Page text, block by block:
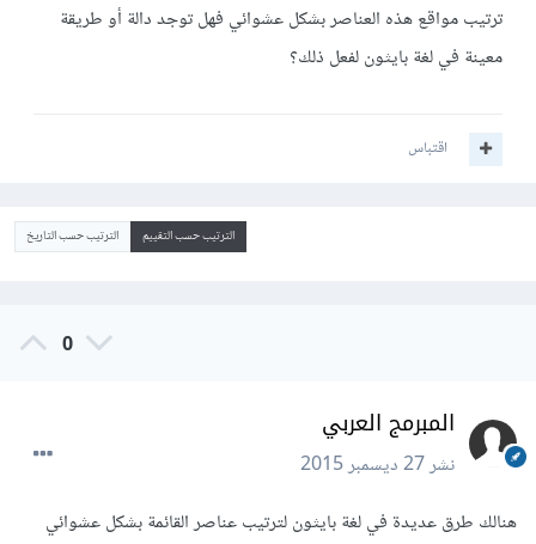
ترتيب مواقع هذه العناصر بشكل عشوائي فهل توجد دالة أو طريقة
معينة في لغة بايثون لفعل ذلك؟
اقتباس
الترتيب حسب التقييم الترتيب حسب التاريخ
0
المبرمج العربي
نشر27 ديسمبر 2015
هنالك طرق عديدة في لغة بايثون لترتيب عناصر القائمة بشكل عشوائي